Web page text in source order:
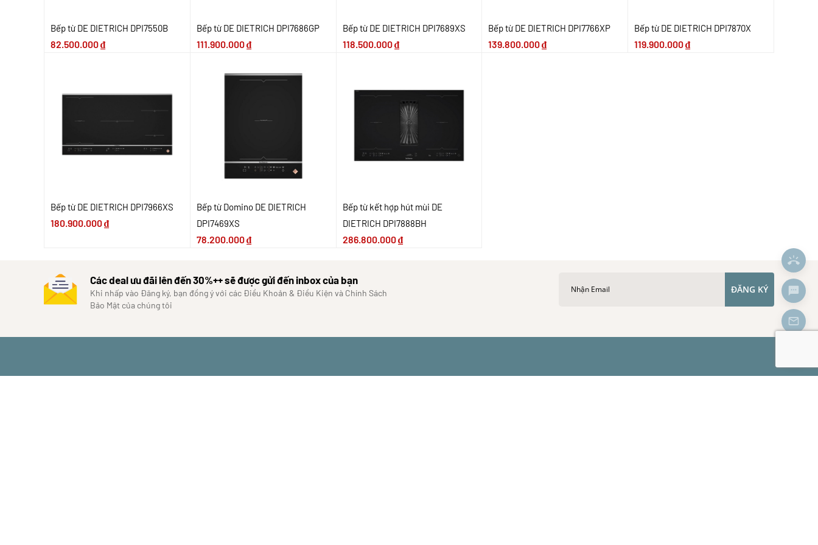
Bếp từ DE DIETRICH DPI7550B
82.500.000₫
Bếp từ DE DIETRICH DPI7686GP
111.900.000₫
Bếp từ DE DIETRICH DPI7689XS
118.500.000₫
Bếp từ DE DIETRICH DPI7766XP
139.800.000₫
Bếp từ DE DIETRICH DPI7870X
119.900.000₫
Bếp từ DE DIETRICH DPI7966XS
180.900.000₫
Bếp từ Domino DE DIETRICH
DPI7469XS
78.200.000₫
Bếp từ kết hợp hút mùi DE
DIETRICH DPI7888BH
286.800.000₫
Các deal ưu đãi lên đến 30%++ sẽ được gửi đến inbox của bạn
Khi nhấp vào Đăng ký, bạn đồng ý với các Điều Khoản & Điều Kiện và Chính Sách
Bảo Mật của chúng tôi
ĐĂNG KÝ